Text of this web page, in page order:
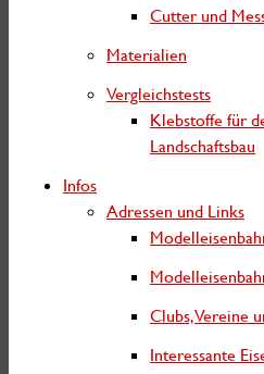
Cutter und
Materialien
Vergleichstests
Klebstoffe für
Landschaftsbau
Infos
Adressen und Links
Clubs, Vereine
Interessante